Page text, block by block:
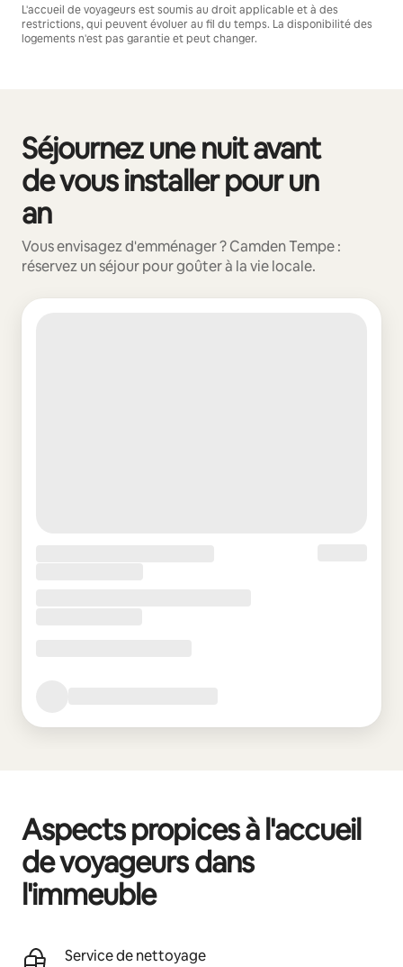
L'accueil de voyageurs est soumis au droit applicable et à des
restrictions, qui peuvent évoluer au fil du temps. La disponibilité des
logements n'est pas garantie et peut changer.
Séjournez une nuit avant
de vous installer pour un
an
Vous envisagez d'emménager ? Camden Tempe :
réservez un séjour pour goûter à la vie locale.
0 sur 0 élément visible
Aspects propices à l'accueil
de voyageurs dans
l'immeuble
Service de nettoyage